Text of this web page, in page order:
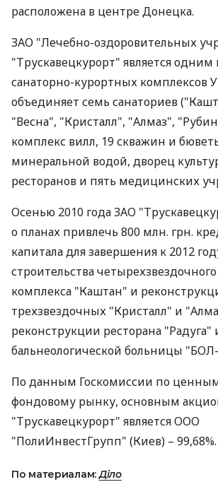
расположена в центре Донецка.
ЗАО "Лечебно-оздоровительных
"Трускавецкурорт" является
санаторно-курортных комплексов
объединяет семь санаториев
"Весна", "Кристалл", "Алмаз",
комплекс вилл, 19 скважин и
минеральной водой, дворец
ресторанов и пять медицинских
Осенью 2010 года ЗАО
о планах привлечь 800 млн. грн.
капитала для завершения к 2012
строительства
комплекса "Каштан" и
трехзвездочных "Кристалл" и
реконструкции ресторана "Радуга"
бальнеологической больницы
По данным Госкомиссии по
фондовому рынку, основным
"Трускавецкурорт" является ООО
"ПолиИнвестГрупп" (Киев) – 99,68%.
По материалам:Діло